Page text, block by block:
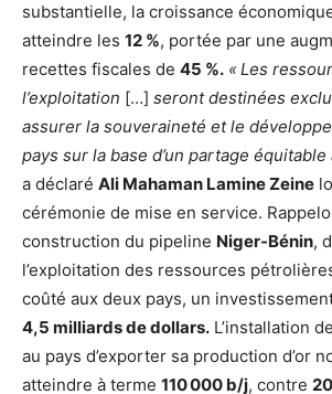
substantielle, la croissance
atteindre les 12 %, portée par une
recettes fiscales de 45 %. « Les
l’exploitation […] seront destinées
assurer la souveraineté et le
pays sur la base d’un partage
a déclaré Ali Mahaman Lamine Zeine
cérémonie de mise en service.
construction du pipeline Niger-Bénin,
l’exploitation des ressources
coûté aux deux pays, un
4,5 milliards de dollars. L’installation
au pays d’exporter sa production d’or
atteindre à terme 110 000 b/j, contre